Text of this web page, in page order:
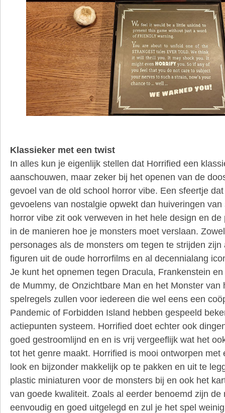
Klassieker met een twist
In alles kun je eigenlijk stellen dat Horrified een
aanschouwen, maar zeker bij het openen van de
gevoel van de old school horror vibe. Een sfeertje
gevoelens van nostalgie opwekt dan huiveringen
horror vibe zit ook verweven in het hele design en
in de manieren hoe je monsters moet verslaan.
personages als de monsters om tegen te strijden
figuren uit de oude horrorfilms en al decennialang
Je kunt het opnemen tegen Dracula, Frankenstein
de Mummy, de Onzichtbare Man en het Monster van
spelregels zullen voor iedereen die wel eens een
Pandemic of Forbidden Island hebben gespeeld
actiepunten systeem. Horrified doet echter ook
goed gestroomlijnd en en is vrij vergeeflijk wat het
tot het genre maakt. Horrified is mooi ontworpen met
look en bijzonder makkelijk op te pakken en uit te
plastic miniaturen voor de monsters bij en ook het
van goede kwaliteit. Zoals al eerder benoemd zijn de
eenvoudig en goed uitgelegd en zul je het spel